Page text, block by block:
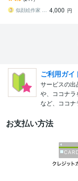
老、父母の日、大切な家
族への想いを形にします
似顔絵作家 mogu 4,000 円
ご利用ガイ
サービスの
や、ココナラ
など、ココナ
お支払い方法